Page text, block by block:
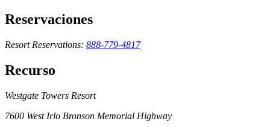
Reservaciones
Resort Reservations: 888-779-4817
Recurso
Westgate Towers Resort
7600 West Irlo Bronson Memorial Highway